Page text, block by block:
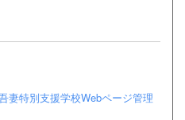
妻特別支援学校Webページ管理